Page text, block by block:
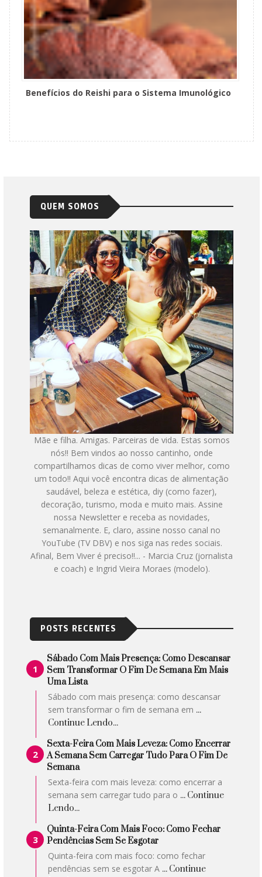
Benefícios do Reishi para o Sistema Imunológico
QUEM SOMOS
Mãe e filha. Amigas. Parceiras de vida. Estas somos
nós!! Bem vindos ao nosso cantinho, onde
compartilhamos dicas de como viver melhor, como
um todo!! Aqui você encontra dicas de alimentação
saudável, beleza e estética, diy (como fazer),
decoração, turismo, moda e muito mais. Assine
nossa Newsletter e receba as novidades,
semanalmente. E, claro, assine nosso canal no
YouTube (TV DBV) e nos siga nas redes sociais.
Afinal, Bem Viver é preciso!!... - Marcia Cruz (jornalista
e coach) e Ingrid Vieira Moraes (modelo).
POSTS RECENTES
Sábado Com Mais Presença: Como Descansar
Sem Transformar O Fim De Semana Em Mais
Uma Lista
Sábado com mais presença: como descansar
sem transformar o fim de semana em ...
Continue Lendo...
Sexta-Feira Com Mais Leveza: Como Encerrar
A Semana Sem Carregar Tudo Para O Fim De
Semana
Sexta-feira com mais leveza: como encerrar a
semana sem carregar tudo para o ... Continue
Lendo...
Quinta-Feira Com Mais Foco: Como Fechar
Pendências Sem Se Esgotar
Quinta-feira com mais foco: como fechar
pendências sem se esgotar A ... Continue